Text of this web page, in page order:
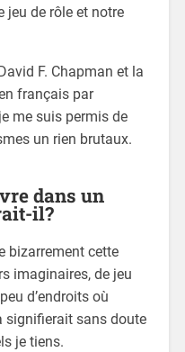
jeu de rôle et notre
F. Chapman et la
français par
me suis permis de
un rien brutaux.
dans un
il?
bizarrement cette
imaginaires, de jeu
d’endroits où
signifierait sans doute
je tiens.